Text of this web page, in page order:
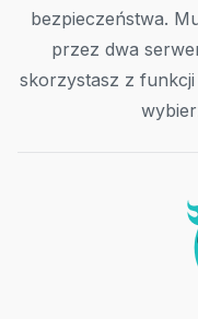
bezpieczeństwa.
przez dwa
skorzystasz z